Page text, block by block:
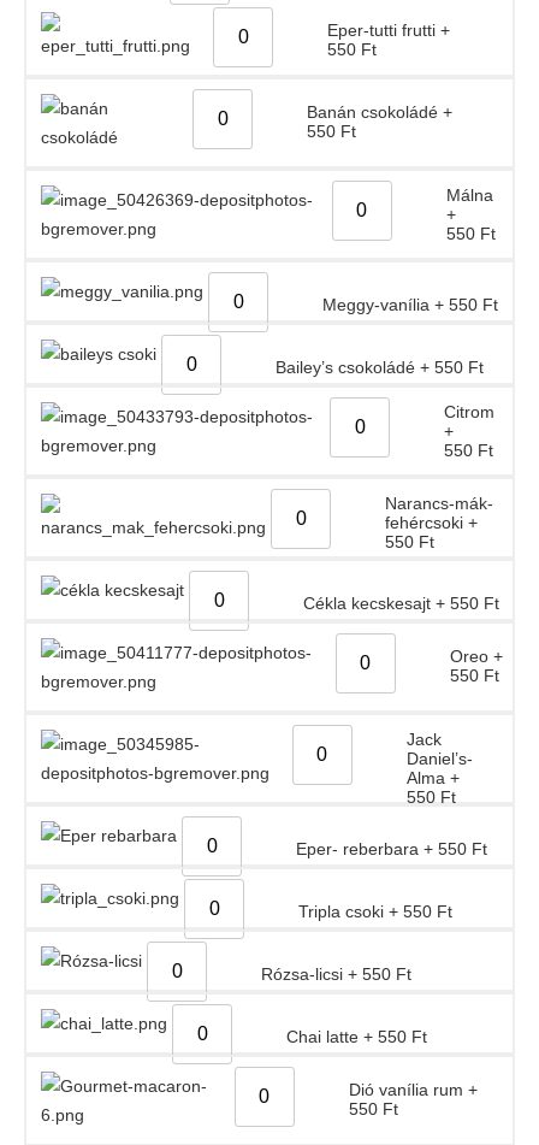
Eper-tutti frutti +
550 Ft
Banán csokoládé +
550 Ft
Málna
+
550 Ft
Meggy-vanília + 550 Ft
Bailey’s csokoládé + 550 Ft
Citrom
+
550 Ft
Narancs-mák-
fehércsoki +
550 Ft
Cékla kecskesajt + 550 Ft
Oreo+
550 Ft
Jack
Daniel’s-
Alma +
550 Ft
Eper- reberbara + 550 Ft
Tripla csoki + 550 Ft
Rózsa-licsi + 550 Ft
Chai latte + 550 Ft
Dió vanília rum +
550 Ft